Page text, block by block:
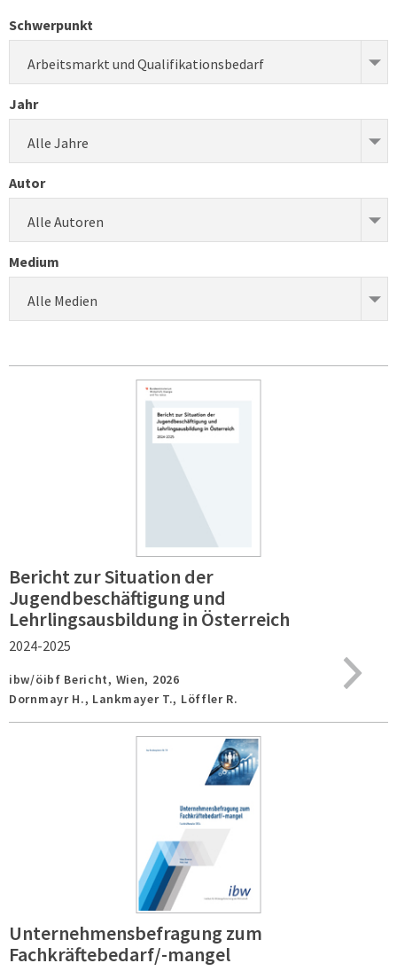
Schwerpunkt
Arbeitsmarkt und Qualifikationsbedarf
Jahr
Alle Jahre
Autor
Alle Autoren
Medium
Alle Medien
Bericht zur Situation der
Jugendbeschäftigung und
Lehrlingsausbildung in Österreich
2024-2025
ibw/öibf Bericht, Wien, 2026
Dornmayr H., Lankmayer T., Löffler R.
Unternehmensbefragung zum
Fachkräftebedarf/-mangel